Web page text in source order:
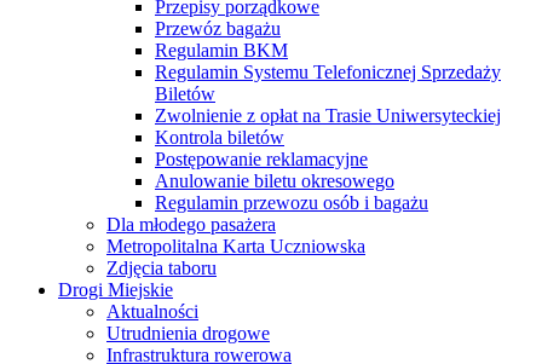
Przepisy porządkowe
Przewóz bagażu
Regulamin BKM
Regulamin Systemu Telefonicznej Sprzedaży
Biletów
Zwolnienie z opłat na Trasie Uniwersyteckiej
Kontrola biletów
Postępowanie reklamacyjne
Anulowanie biletu okresowego
Regulamin przewozu osób i bagażu
Dla młodego pasażera
Metropolitalna Karta Uczniowska
Zdjęcia taboru
Drogi Miejskie
Aktualności
Utrudnienia drogowe
Infrastruktura rowerowa